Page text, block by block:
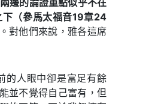
兩邊的論證重點似乎不在
下（參馬太福音19章24
對他們來說，雅各這席
的人眼中卻是富足有餘
並不覺得自己富有，但